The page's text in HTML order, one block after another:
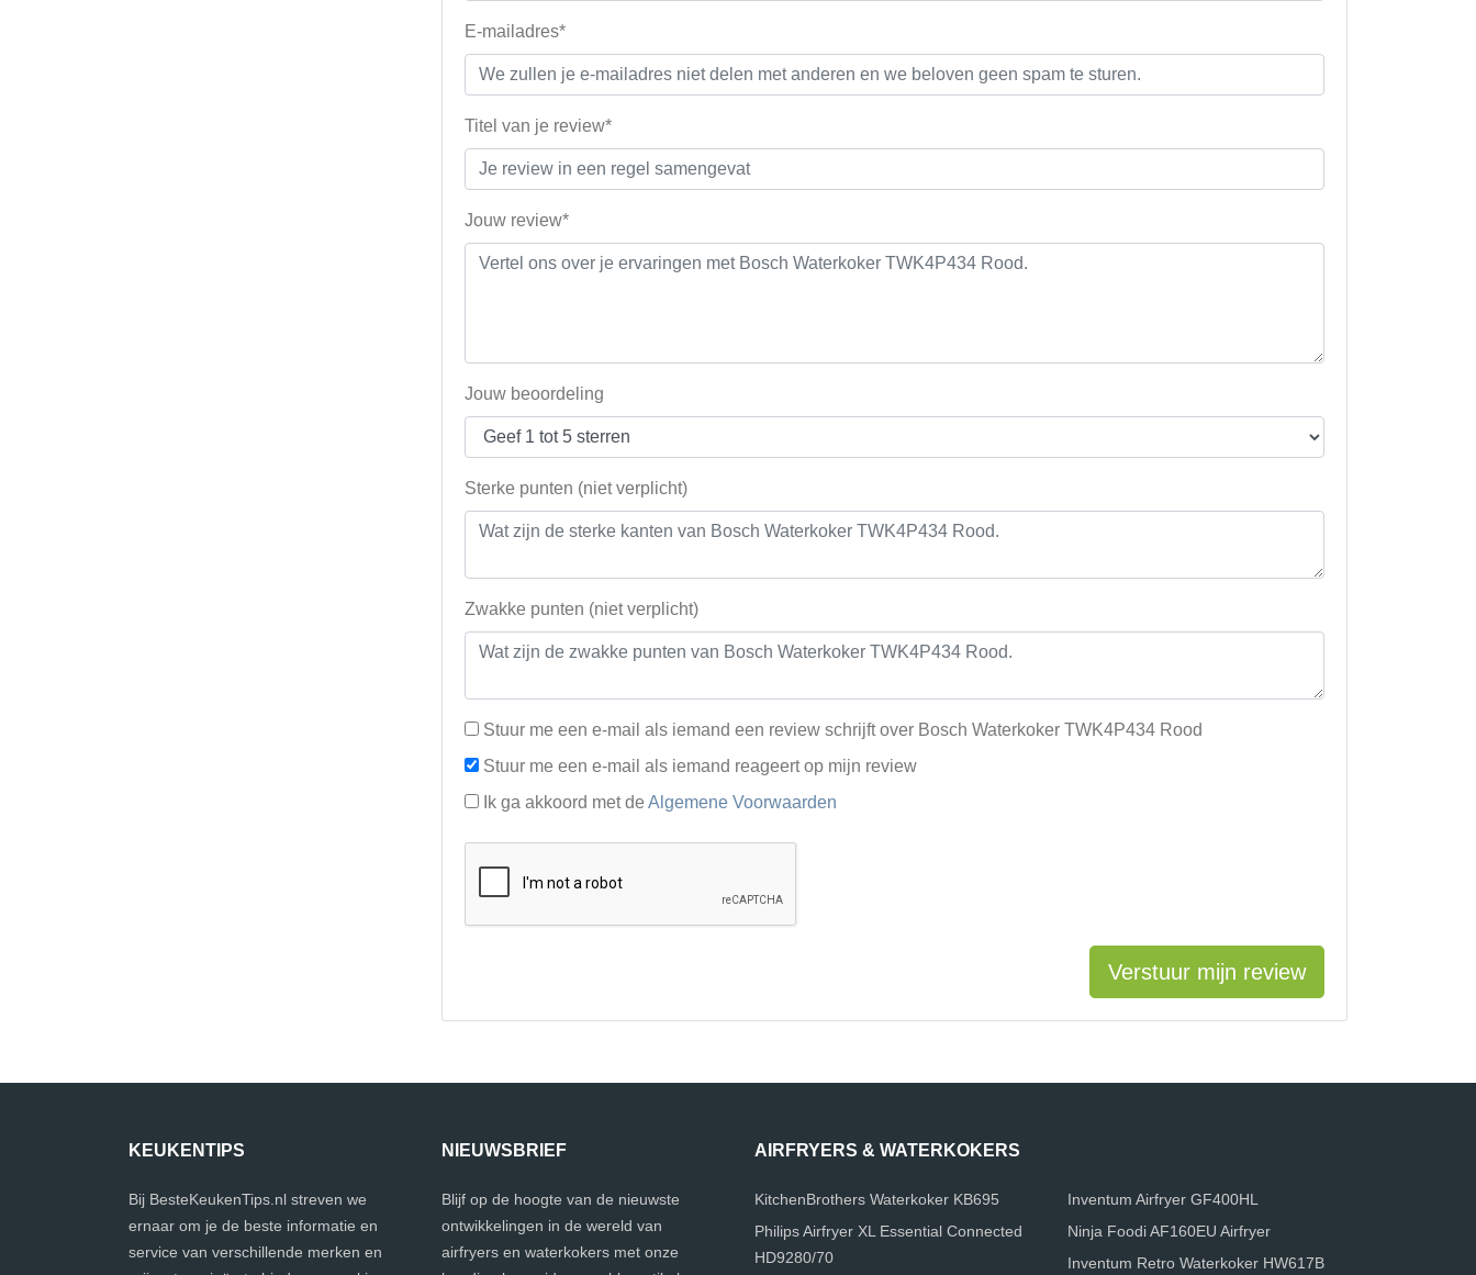
E-mailadres*
Titel van je review*
Jouw review*
Jouw beoordeling
Sterke punten (niet verplicht)
Zwakke punten (niet verplicht)
Stuur me een e-mail als iemand een review schrijft over Bosch Waterkoker TWK4P434 Rood
Stuur me een e-mail als iemand reageert op mijn review
Ik ga akkoord met de Algemene Voorwaarden
Verstuur mijn review
KEUKENTIPS
Bij BesteKeukenTips.nl streven we
ernaar om je de beste informatie en
service van verschillende merken en
NIEUWSBRIEF
Blijf op de hoogte van de nieuwste
ontwikkelingen in de wereld van
airfryers en waterkokers met onze
AIRFRYERS & WATERKOKERS
KitchenBrothers Waterkoker KB695
Philips Airfryer XL Essential Connected
HD9280/70
Inventum Airfryer GF400HL
Ninja Foodi AF160EU Airfryer
Inventum Retro Waterkoker HW617B